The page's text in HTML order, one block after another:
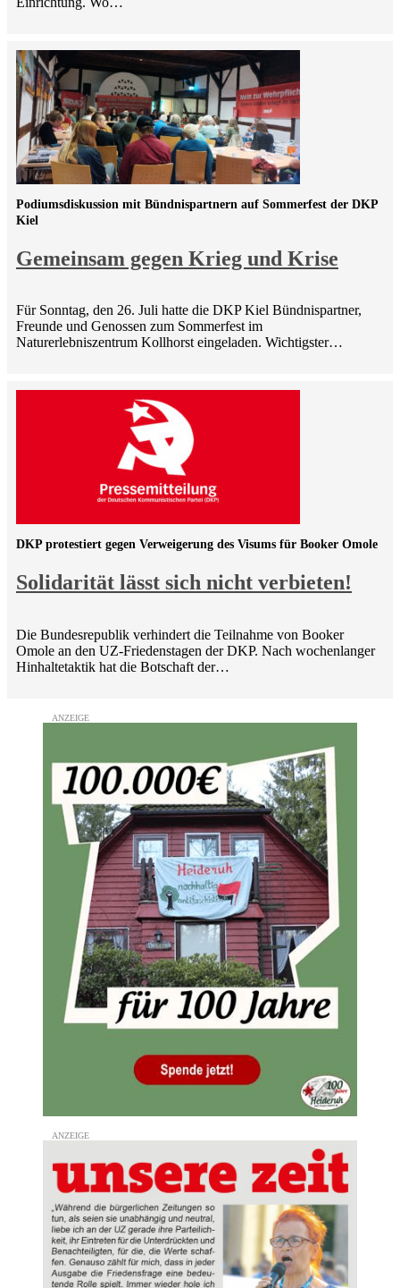
Gemeinsam gegen Krieg und Krise
Podiumsdiskussion mit Bündnispartnern auf Sommerfest der DKP
Kiel
Für Sonntag, den 26. Juli hatte die DKP Kiel Bündnispartner,
Freunde und Genossen zum Sommerfest im
Naturerlebniszentrum Kollhorst eingeladen. Wichtigster…
Solidarität lässt sich nicht verbieten!
DKP protestiert gegen Verweigerung des Visums für Booker Omole
Die Bundesrepublik verhindert die Teilnahme von Booker
Omole an den UZ-Friedenstagen der DKP. Nach wochenlanger
Hinhaltetaktik hat die Botschaft der…